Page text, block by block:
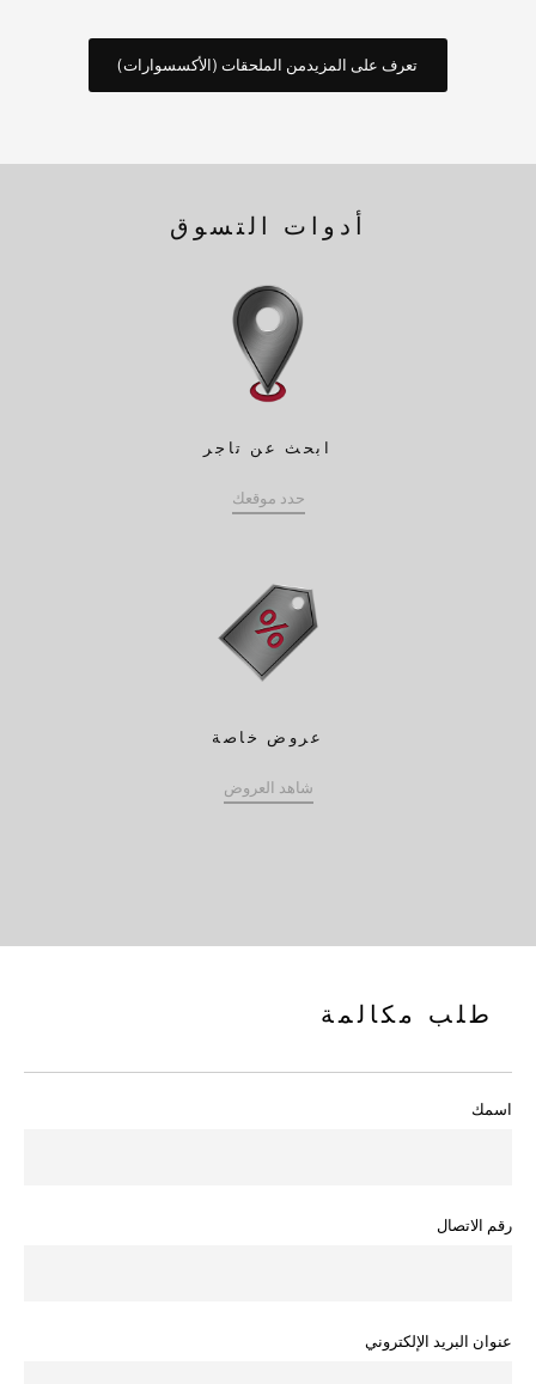
تعرف على المزيدمن الملحقات (الأكسسوارات)
أدوات التسوق
ابحث عن تاجر
حدد موقعك
عروض خاصة
شاهد العروض
طلب مكالمة
اسمك
رقم الاتصال
عنوان البريد الإلكتروني